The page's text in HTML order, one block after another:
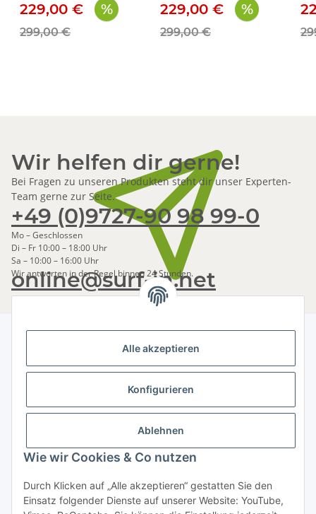
Alle akzeptieren
Konfigurieren
Ablehnen
Wie wir Cookies & Co nutzen
Durch Klicken auf „Alle akzeptieren“ gestatten Sie den
Einsatz folgender Dienste auf unserer Website: YouTube,
229,00 €
299,00 €
229,00 €
299,00 €
Wir helfen dir gerne!
Bei Fragen zu unseren Produkten steht dir unser Experten-
Team gerne zur Seite.
+49 (0)9727-90 98 99-0
Mo – Geschlossen
Di – Fr 10:00 – 18:00 Uhr
Sa – 10:00 – 16:00 Uhr
online@surf-in.net
Wir antworten in der Regel binnen 24 Stunden.
Newsletter Abonnieren
Bitte senden Sie mir entsprechend Ihrer
Datenschutzerklärungregelmäßig und jederzeit widerruflich
Informationen zu Ihrem Produktsortiment per E-Mail zu.
Newsletter Abonnieren